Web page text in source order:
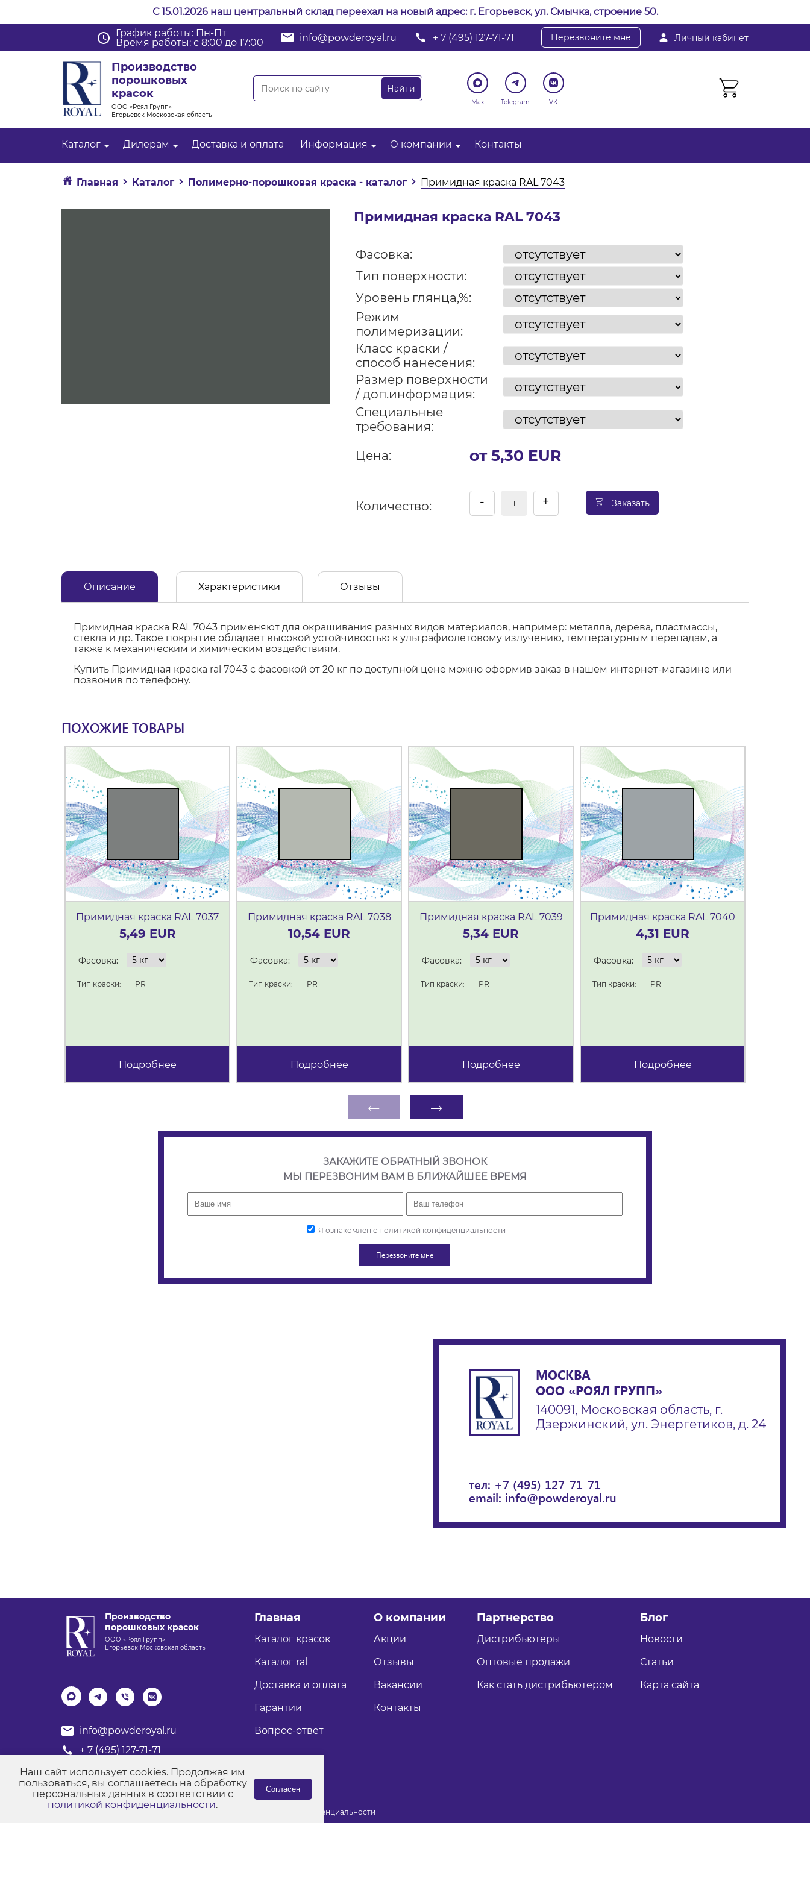
С 15.01.2026 наш центральный склад переехал на новый адрес: г. Егорьевск, ул. Смычка, строение 50.
Личный кабинет
График работы: Пн-Пт
Время работы: с 8:00 до 17:00
info@powderoyal.ru + 7 (495) 127-71-71 Перезвоните мне
Производство
порошковых
красок
ООО «Роял Групп»
Егорьевск Московская область
Max Telegram VK
Каталог Дилерам Доставка и оплата Информация О компании Контакты
Главная Каталог Полимерно-порошковая краска - каталог Примидная краска RAL 7043
Примидная краска RAL 7043
Фасовка:
Тип поверхности:
Уровень глянца,%:
Режим
полимеризации:
Класс краски /
способ нанесения:
Размер поверхности
/ доп.информация:
Специальные
требования:
Цена:
от 5,30 EUR
Количество: - + Заказать
Описание Характеристики Отзывы
Примидная краска RAL 7043 применяют для окрашивания разных видов материалов, например: металла, дерева, пластмассы,
стекла и др. Такое покрытие обладает высокой устойчивостью к ультрафиолетовому излучению, температурным перепадам, а
также к механическим и химическим воздействиям.
Купить Примидная краска ral 7043 с фасовкой от 20 кг по доступной цене можно оформив заказ в нашем интернет-магазине или
позвонив по телефону.
ПОХОЖИЕ ТОВАРЫ
Примидная краска RAL 7037
5,49 EUR
Фасовка:
Тип краски: PR
Подробнее
Примидная краска RAL 7038
10,54 EUR
Фасовка:
Тип краски: PR
Подробнее
Примидная краска RAL 7039
5,34 EUR
Фасовка:
Тип краски: PR
Подробнее
Примидная краска RAL 7040
4,31 EUR
Фасовка:
Тип краски: PR
Подробнее
← →
ЗАКАЖИТЕ ОБРАТНЫЙ ЗВОНОК
МЫ ПЕРЕЗВОНИМ ВАМ В БЛИЖАЙШЕЕ ВРЕМЯ
Я ознакомлен с политикой конфиденциальности
МОСКВА
ООО «РОЯЛ ГРУПП»
140091, Московская область, г.
Дзержинский, ул. Энергетиков, д. 24
тел: +7 (495) 127-71-71
email: info@powderoyal.ru
Производство
порошковых красок
ООО «Роял Групп»
Егорьевск Московская область
info@powderoyal.ru
+ 7 (495) 127-71-71
График работы: Пн-Пт
Время работы: с 8:00 до 17:00
Главная
Каталог красок
Каталог ral
Доставка и оплата
Гарантии
Вопрос-ответ
О компании
Акции
Отзывы
Вакансии
Контакты
Партнерство
Дистрибьютеры
Оптовые продажи
Как стать дистрибьютером
Блог
Новости
Статьи
Карта сайта
© Порошковые краски "Роял Групп" 2017-2026 Политика конфиденциальности
Наш сайт использует cookies. Продолжая им
пользоваться, вы соглашаетесь на обработку
персональных данных в соответствии с
политикой конфиденциальности.
Согласен